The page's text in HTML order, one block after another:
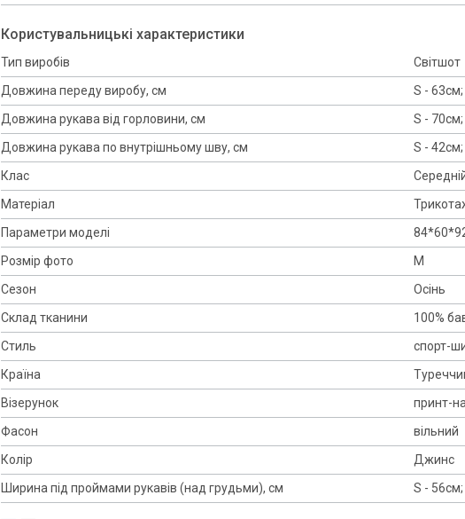
Користувальницькі характеристики
Тип виробів
Світшот
Довжина переду виробу, см
S -
Довжина рукава від горловини, см
S -
Довжина рукава по внутрішньому шву, см
S -
Клас
Матеріал
Параметри моделі
Розмір фото
M
Сезон
Осінь
Склад тканини
100%
Стиль
спорт-
Країна
Візерунок
принт-
Фасон
вільний
Колір
Джинс
Ширина під проймами рукавів (над грудьми), см
S -